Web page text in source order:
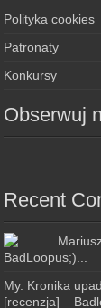
Polityka cookies
Patronaty
Konkursy
Obserwuj
Recent
BadLoopus;)...
My. Kronika
[recenzja] –